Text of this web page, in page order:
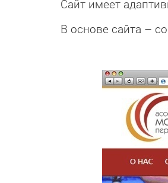
Сайт имеет
В основе сайта –